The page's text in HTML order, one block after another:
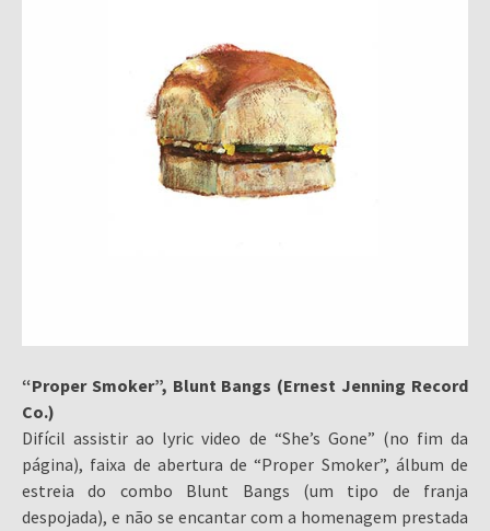
“Proper Smoker”, Blunt Bangs (Ernest Jenning Record
Co.)
Difícil assistir ao lyric video de “She’s Gone” (no fim da
página), faixa de abertura de “Proper Smoker”, álbum de
estreia do combo Blunt Bangs (um tipo de franja
despojada), e não se encantar com a homenagem prestada